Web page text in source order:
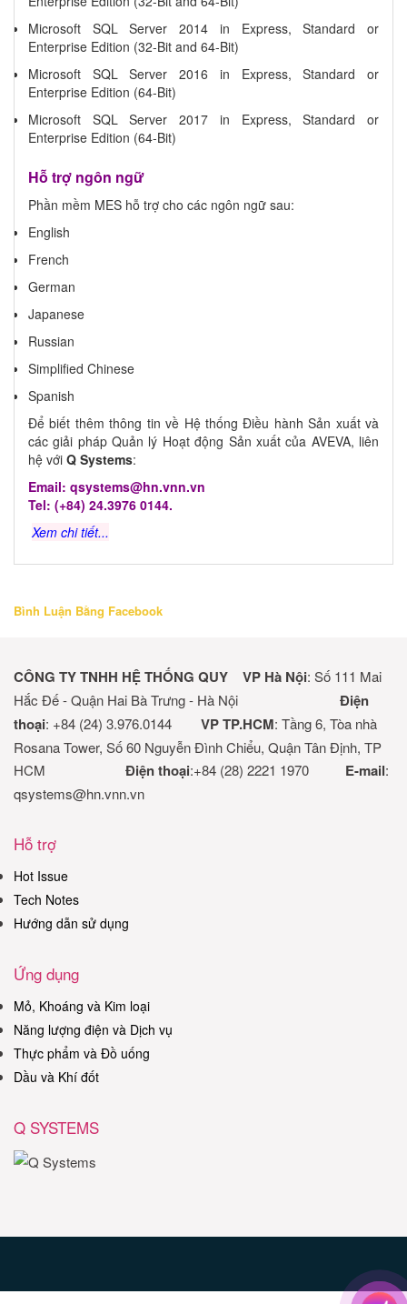
Microsoft SQL Server 2014 in Express, Standard or
Enterprise Edition (32-Bit and 64-Bit)
Microsoft SQL Server 2016 in Express, Standard or
Enterprise Edition (64-Bit)
Microsoft SQL Server 2017 in Express, Standard or
Enterprise Edition (64-Bit)
Hỗ trợ ngôn ngữ
Phần mềm MES hỗ trợ cho các ngôn ngữ sau:
English
French
German
Japanese
Russian
Simplified Chinese
Spanish
Để biết thêm thông tin về Hệ thống Điều hành Sản xuất và
các giải pháp Quản lý Hoạt động Sản xuất của AVEVA, liên
hệ với Q Systems:
Email: qsystems@hn.vnn.vn
Tel: (+84) 24.3976 0144.
Xem chi tiết...
Bình Luận Bằng Facebook
CÔNG TY TNHH HỆ THỐNG QUY VP Hà Nội: Số 111 Mai
Hắc Đế - Quận Hai Bà Trưng - Hà Nội Điện
thoại: +84 (24) 3.976.0144 VP TP.HCM: Tầng 6, Tòa nhà
Rosana Tower, Số 60 Nguyễn Đình Chiểu, Quận Tân Định, TP
HCM Điện thoại:+84 (28) 2221 1970 E-mail:
qsystems@hn.vnn.vn
Hỗ trợ
Hot Issue
Tech Notes
Hướng dẫn sử dụng
Ứng dụng
Mỏ, Khoáng và Kim loại
Năng lượng điện và Dịch vụ
Thực phẩm và Đồ uống
Dầu và Khí đốt
Q SYSTEMS